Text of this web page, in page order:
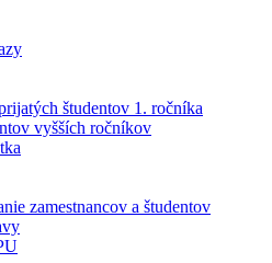
študentov 1. ročníka
vyšších ročníkov
zamestnancov a študentov